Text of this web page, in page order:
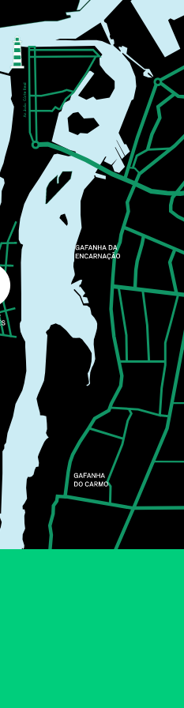
COM
O Planteia
de um
se
CASA
MÚSICA
Os Pólo
quando
As
anos, mas
revelam na